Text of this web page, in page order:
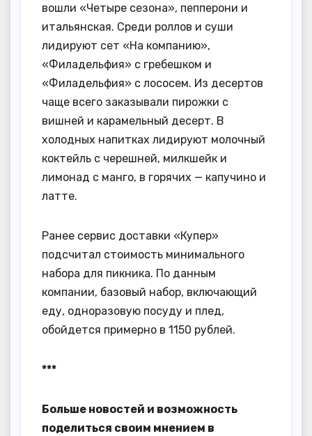
вошли «Четыре сезона», пепперони и
итальянская. Среди роллов и суши
лидируют сет «На компанию»,
«Филадельфия» с гребешком и
«Филадельфия» с лососем. Из десертов
чаще всего заказывали пирожки с
вишней и карамельный десерт. В
холодных напитках лидируют молочный
коктейль с черешней, милкшейк и
лимонад с манго, в горячих — капучино и
латте.
Ранее сервис доставки «Купер»
подсчитал стоимость минимального
набора для пикника. По данным
компании, базовый набор, включающий
еду, одноразовую посуду и плед,
обойдется примерно в 1150 рублей.
***
Больше новостей и возможность
поделиться своим мнением в